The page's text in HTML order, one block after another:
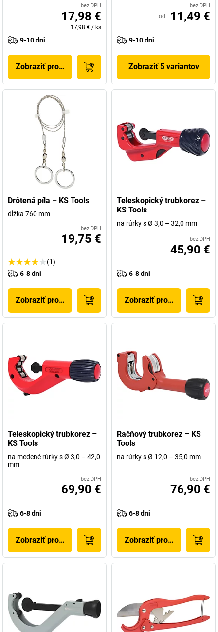
bez DPH
17,98 €
17,98 € / ks
9-10 dni
Zobraziť produkt
bez DPH
od 11,49 €
9-10 dni
Zobraziť 5 variantov
Drôtená píla – KS Tools
dĺžka 760 mm
bez DPH
19,75 €
(1)
6-8 dni
Zobraziť produkt
Teleskopický trubkorez –
KS Tools
na rúrky s Ø 3,0 – 32,0 mm
bez DPH
45,90 €
6-8 dni
Zobraziť produkt
Teleskopický trubkorez –
KS Tools
na medené rúrky s Ø 3,0 – 42,0
mm
bez DPH
69,90 €
6-8 dni
Zobraziť produkt
Račňový trubkorez – KS
Tools
na rúrky s Ø 12,0 – 35,0 mm
bez DPH
76,90 €
6-8 dni
Zobraziť produkt